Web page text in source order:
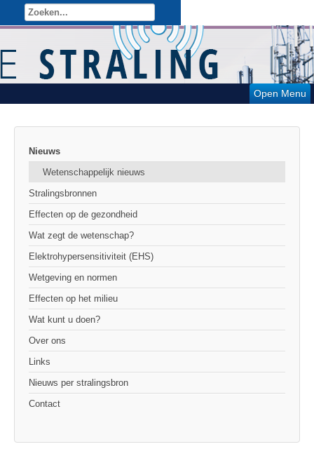
Open Menu
Nieuws
Wetenschappelijk nieuws
Stralingsbronnen
Effecten op de gezondheid
Wat zegt de wetenschap?
Elektrohypersensitiviteit (EHS)
Wetgeving en normen
Effecten op het milieu
Wat kunt u doen?
Over ons
Links
Nieuws per stralingsbron
Contact